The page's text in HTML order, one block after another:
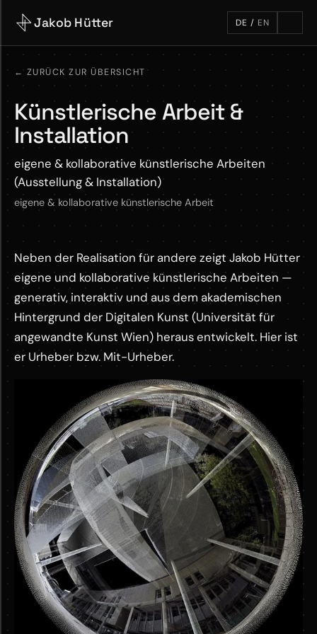
Jakob Hütter DE / EN
← ZURÜCK ZUR ÜBERSICHT
Künstlerische Arbeit &
Installation
eigene & kollaborative künstlerische Arbeiten
(Ausstellung & Installation)
eigene & kollaborative künstlerische Arbeit
Neben der Realisation für andere zeigt Jakob Hütter
eigene und kollaborative künstlerische Arbeiten —
generativ, interaktiv und aus dem akademischen
Hintergrund der Digitalen Kunst (Universität für
angewandte Kunst Wien) heraus entwickelt. Hier ist
er Urheber bzw. Mit-Urheber.